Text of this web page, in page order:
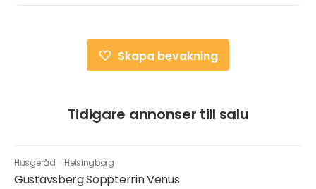
Skapa bevakning
Tidigare annonser till salu
Husgeråd · Helsingborg
Gustavsberg Soppterrin Venus